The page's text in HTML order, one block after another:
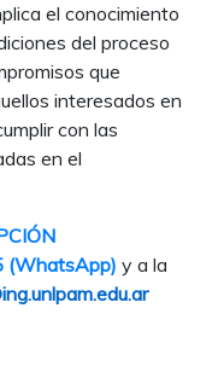
el conocimiento
del proceso
que
interesados en
con las
en el
y a la